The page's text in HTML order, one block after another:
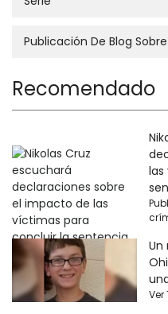
Publicación De Blog
Recomendado
las
Un
Ver